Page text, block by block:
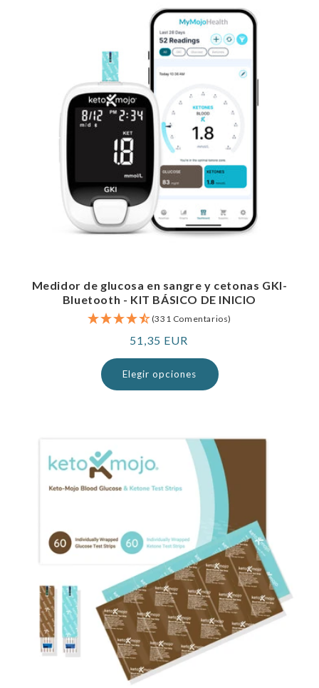
Medidor de glucosa en sangre y cetonas GKI-
Bluetooth - KIT BÁSICO DE INICIO
(331 Comentarios)
Precio
normal
51,35 EUR
Elegir opciones